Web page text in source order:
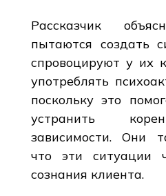
Рассказчик
пытаются создать
спровоцируют у их
употреблять
поскольку это
устранить
зависимости. Они
что эти ситуации
сознания клиента.